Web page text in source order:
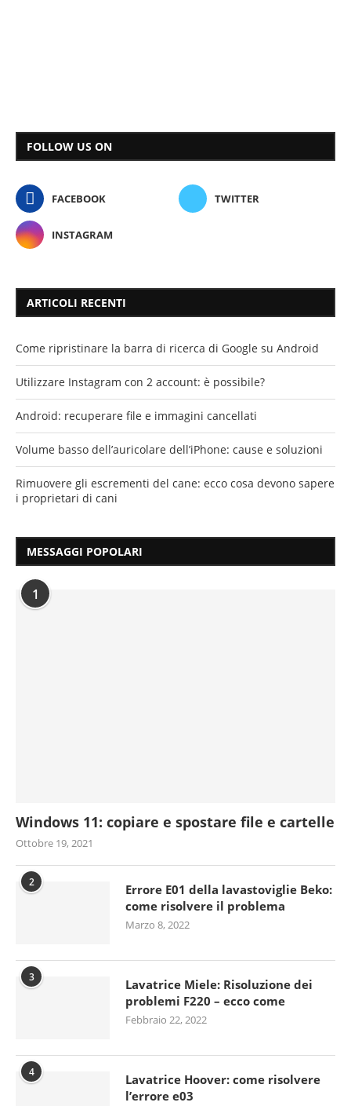
FOLLOW US ON
FACEBOOK TWITTER
INSTAGRAM
ARTICOLI RECENTI
Come ripristinare la barra di ricerca di Google su Android
Utilizzare Instagram con 2 account: è possibile?
Android: recuperare file e immagini cancellati
Volume basso dell’auricolare dell’iPhone: cause e soluzioni
Rimuovere gli escrementi del cane: ecco cosa devono sapere
i proprietari di cani
MESSAGGI POPOLARI
1
Windows 11: copiare e spostare file e cartelle
Ottobre 19, 2021
2
Errore E01 della lavastoviglie Beko:
come risolvere il problema
Marzo 8, 2022
3
Lavatrice Miele: Risoluzione dei
problemi F220 – ecco come
Febbraio 22, 2022
4
Lavatrice Hoover: come risolvere
l’errore e03